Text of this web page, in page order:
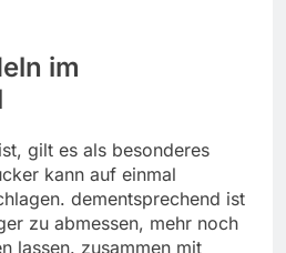
im
gilt es als besonderes
kann auf einmal
dementsprechend ist
zu abmessen, mehr noch
lassen. zusammen mit